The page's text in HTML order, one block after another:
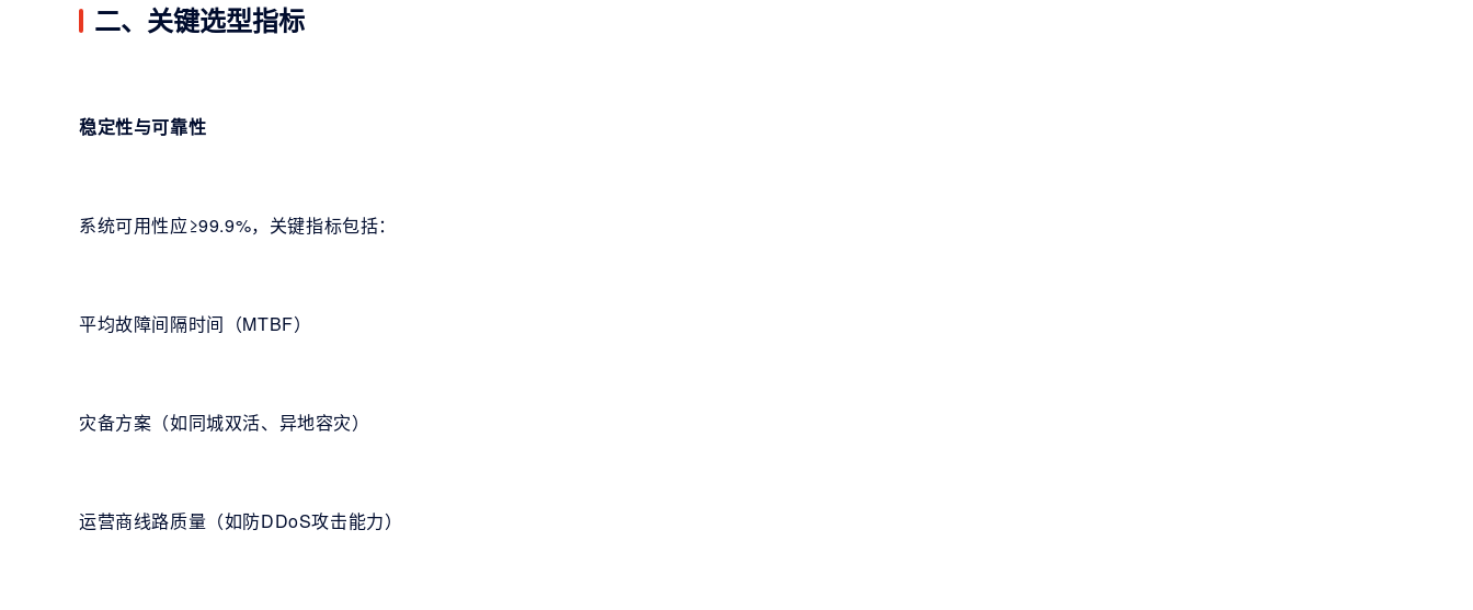
二、关键选型指标
稳定性与可靠性
系统可用性应≥99.9%，关键指标包括：
平均故障间隔时间（MTBF）
灾备方案（如同城双活、异地容灾）
运营商线路质量（如防DDoS攻击能力）